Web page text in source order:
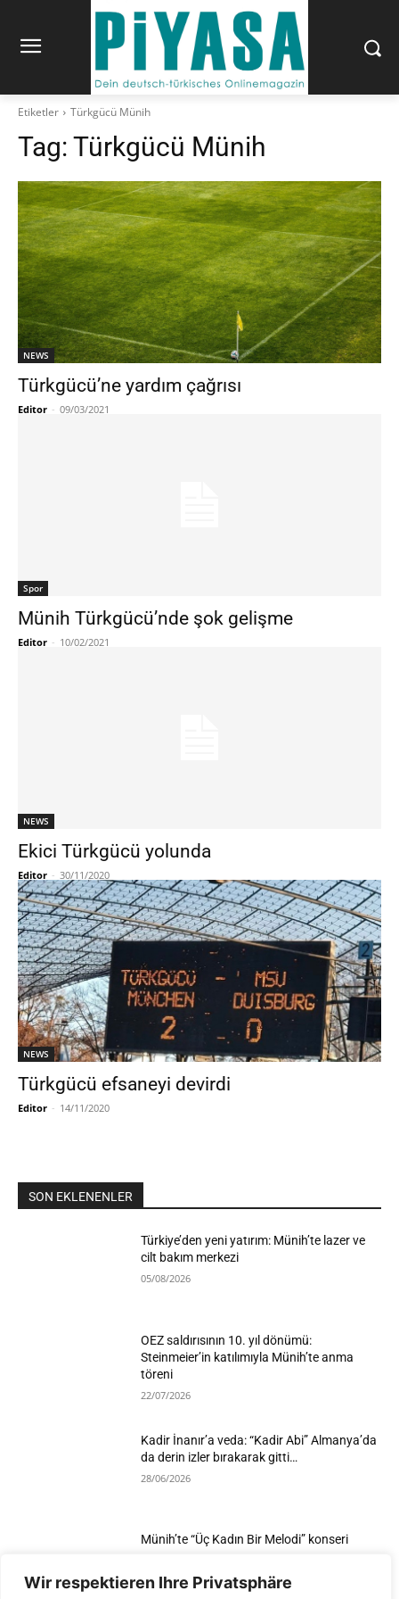
Wir respektieren Ihre Privatsphäre
Etiketler Türkgücü Münih
Tag: Türkgücü Münih
NEWS
Türkgücü’ne yardım çağrısı
Editor - 09/03/2021
Spor
Münih Türkgücü’nde şok gelişme
Editor - 10/02/2021
NEWS
Ekici Türkgücü yolunda
Editor - 30/11/2020
NEWS
Türkgücü efsaneyi devirdi
Editor - 14/11/2020
SON EKLENENLER
Türkiye’den yeni yatırım: Münih’te lazer ve
cilt bakım merkezi
05/08/2026
OEZ saldırısının 10. yıl dönümü:
Steinmeier’in katılımıyla Münih’te anma
töreni
22/07/2026
Kadir İnanır’a veda: “Kadir Abi” Almanya’da
da derin izler bırakarak gitti…
28/06/2026
Münih’te “Üç Kadın Bir Melodi” konseri